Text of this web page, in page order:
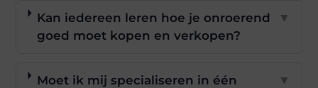
Kan iedereen leren hoe je onroerend
goed moet kopen en verkopen?
▼
Moet ik mij specialiseren in één
▼